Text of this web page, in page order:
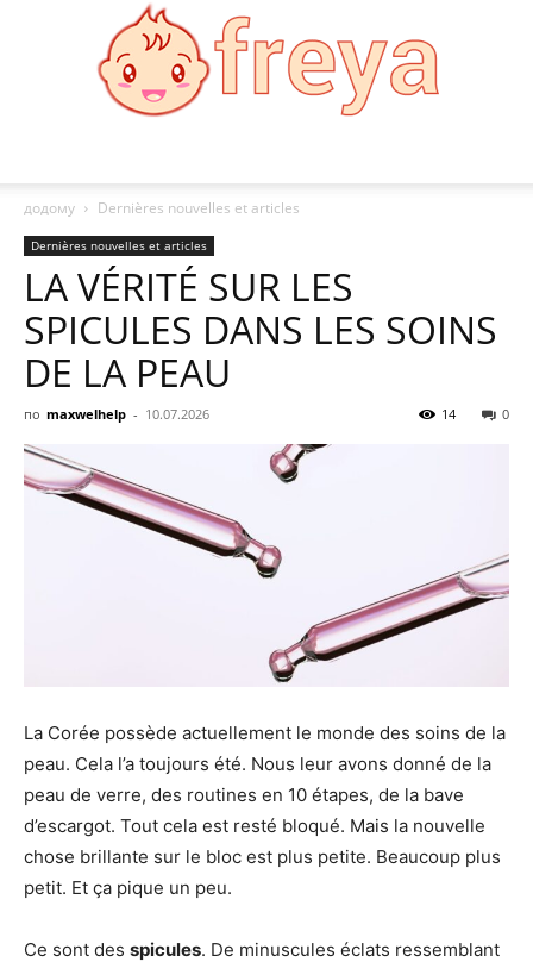
додому
Dernières nouvelles et articles
Dernières nouvelles et articles
LA VÉRITÉ SUR LES
SPICULES DANS LES SOINS
DE LA PEAU
по maxwelhelp - 10.07.2026 0
14
La Corée possède actuellement le monde des soins de la
peau. Cela l’a toujours été. Nous leur avons donné de la
peau de verre, des routines en 10 étapes, de la bave
d’escargot. Tout cela est resté bloqué. Mais la nouvelle
chose brillante sur le bloc est plus petite. Beaucoup plus
petit. Et ça pique un peu.
Ce sont des spicules. De minuscules éclats ressemblant